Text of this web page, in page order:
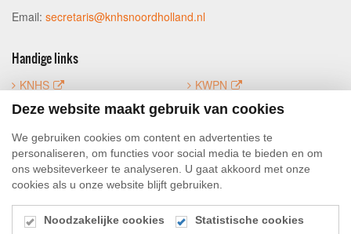
Email: secretaris@knhsnoordholland.nl
Handige links
KNHS
KWPN
FNRS
Mijn KNHS
Social Media
Deze website maakt gebruik van cookies
We gebruiken cookies om content en advertenties te
personaliseren, om functies voor social media te bieden en om
ons websiteverkeer te analyseren. U gaat akkoord met onze
cookies als u onze website blijft gebruiken.
Noodzakelijke cookies Statistische cookies